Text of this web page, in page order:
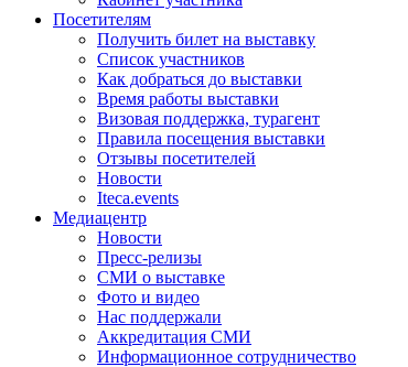
Посетителям
Получить билет на выставку
Список участников
Как добраться до выставки
Время работы выставки
Визовая поддержка, турагент
Правила посещения выставки
Отзывы посетителей
Новости
Iteca.events
Медиацентр
Новости
Пресс-релизы
СМИ о выставке
Фото и видео
Нас поддержали
Аккредитация СМИ
Информационное сотрудничество